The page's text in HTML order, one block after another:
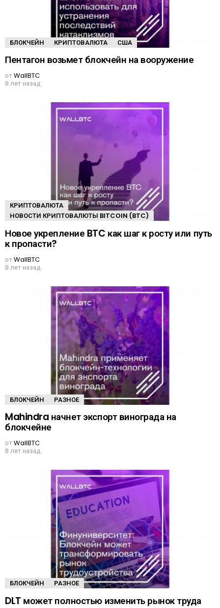
БЛОКЧЕЙН КРИПТОВАЛЮТА США
Пентагон возьмет блокчейн на вооружение
отWallBTC
8 лет назад
КРИПТОВАЛЮТА
НОВОСТИ КРИПТОВАЛЮТЫ BITCOIN (BTC)
Новое укрепление BTC как шаг к росту или путь
к пропасти?
отWallBTC
8 лет назад
БЛОКЧЕЙН РАЗНОЕ
Mahindra начнет экспорт винограда на
блокчейне
отWallBTC
8 лет назад
БЛОКЧЕЙН РАЗНОЕ
DLT может полностью изменить рынок труда